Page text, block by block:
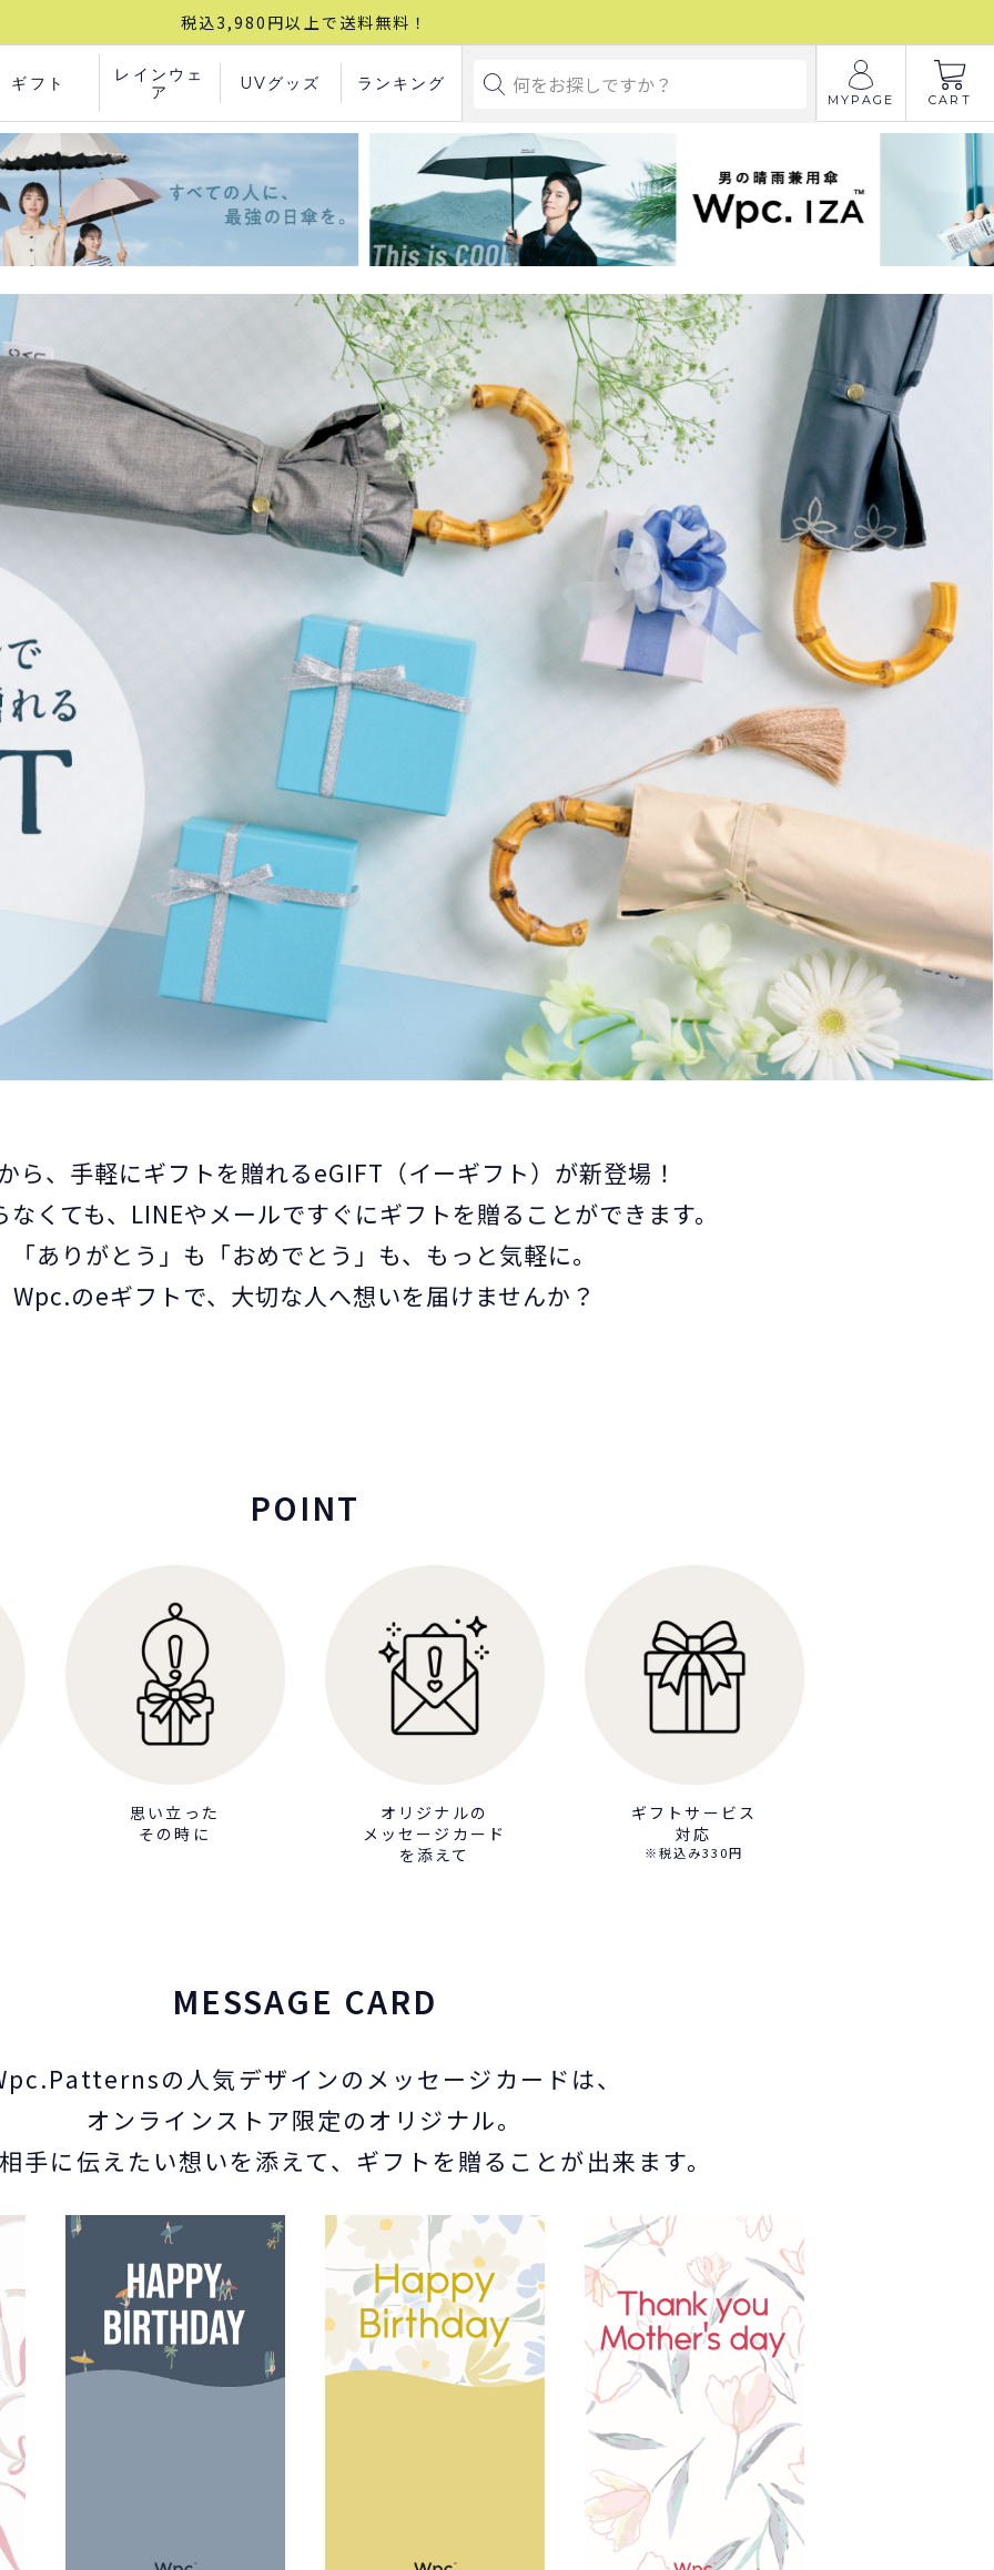
税込3,980円以上で送料無料！
ギフト
レインウェ
ア
UVグッズ ランキング
MYPAGE CART
ら、手軽にギフトを贈れるeGIFT（イーギフト）が新登場！
なくても、LINEやメールですぐにギフトを贈ることができます。
「ありがとう」も「おめでとう」も、もっと気軽に。
Wpc.のeギフトで、大切な人へ想いを届けませんか？
POINT
思い立った
その時に
オリジナルの
メッセージカード
を添えて
ギフトサービス
対応
※税込み330円
MESSAGE CARD
の人気デザインのメッセージカードは、
オンラインストア限定のオリジナル。
手に伝えたい想いを添えて、ギフトを贈ることが出来ます。